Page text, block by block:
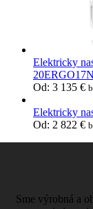
Elektricky
20ERGO17N
Od: 3 135 €
Elektricky
Od: 2 822 €
Sme výrobná a